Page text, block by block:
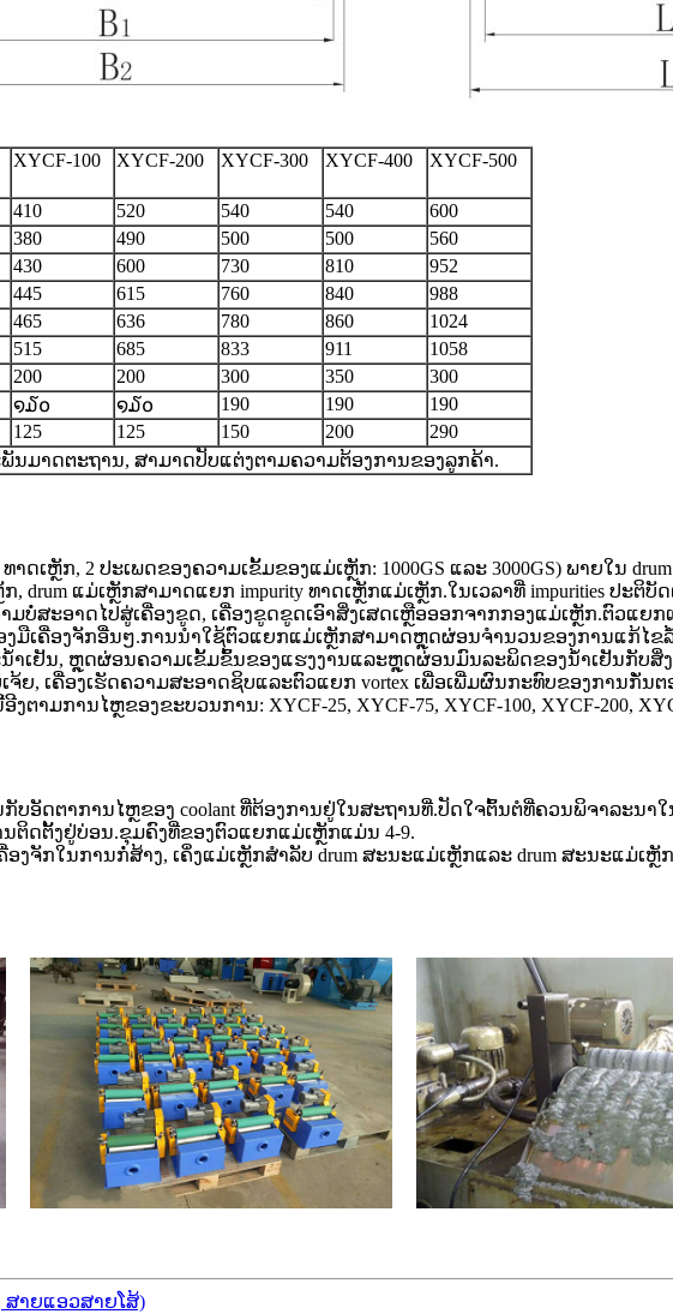
XYCF-100 XYCF-200 XYCF-300 XYCF-400 XYCF-500
410 520 540 540
600
380 490 500 500
560
430 600 730 810
952
445 615 760 840
988
465 636 780 860
1024
515 685 833 911
1058
200 200 300 350
300
໑໓໐ ໑໓໐ 190 190
190
125 125 150 200
290
ມາດຕະຖານ, ສາມາດປັບແຕ່ງຕາມຄວາມຕ້ອງການຂອງລູກຄ້າ.
າດເຫຼັກ, 2 ປະເພດຂອງຄວາມເຂັ້ມຂອງແມ່ເຫຼັກ: 1000GS ແລະ 3000GS) ພາຍໃນ
ແມ່ເຫຼັກສາມາດແຍກ impurity ທາດເຫຼັກແມ່ເຫຼັກ.ໃນເວລາທີ່ impurities ປະຕິບັດ
ບໍ່ສະອາດໄປສູ່ເຄື່ອງຂູດ, ເຄື່ອງຂູດຂູດເອົາສິ່ງເສດເຫຼືອອອກຈາກກອງແມ່ເຫຼັກ.ຕົວແ
ງມືເຄື່ອງຈັກອື່ນໆ.ການນໍາໃຊ້ຕົວແຍກແມ່ເຫຼັກສາມາດຫຼຸດຜ່ອນຈໍານວນຂອງການແກ້ໄຂລໍ້
ະນ້ໍາເຢັນ, ຫຼຸດຜ່ອນຄວາມເຂັ້ມຂົ້ນຂອງແຮງງານແລະຫຼຸດຜ່ອນມົນລະພິດຂອງນ້ໍາເຢັນກັບ
, ເຄື່ອງເຮັດຄວາມສະອາດຊິບແລະຕົວແຍກ vortex ເພື່ອເພີ່ມຜົນກະທົບຂອງການກັ່ນຕ
ມການໄຫຼຂອງຂະບວນການ: XYCF-25, XYCF-75, XYCF-100, XYCF-200,
ບອັດຕາການໄຫຼຂອງ coolant ທີ່ຕ້ອງການຢູ່ໃນສະຖານທີ່.ປັດໃຈຕົ້ນຕໍທີ່ຄວນພິຈາລະນ
ຕິດຕັ້ງຢູ່ບ່ອນ.ຂຸມຄົງທີ່ຂອງຕົວແຍກແມ່ເຫຼັກແມ່ນ 4-9.
ຈັກໃນການກໍ່ສ້າງ, ເຄິ່ງແມ່ເຫຼັກສໍາລັບ drum ສະນະແມ່ເຫຼັກແລະ drum ສະນະແມ່ເ
ສາຍແອວສາຍໂສ້)